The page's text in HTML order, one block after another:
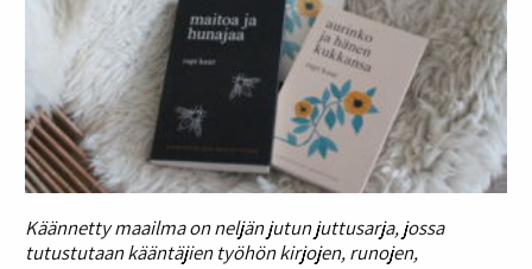
Käännetty maailma on neljän jutun juttusarja, jossa
tutustutaan kääntäjien työhön kirjojen, runojen,